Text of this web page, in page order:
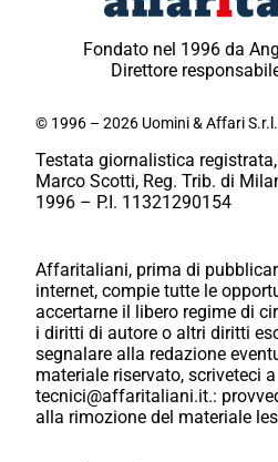
Fondato nel 1996 da
Direttore
© 1996 – 2026 Uomini & Affari
Testata giornalistica
Marco Scotti, Reg. Trib. di
1996 – P.I. 11321290154
Affaritaliani, prima di
internet, compie tutte le
accertarne il libero regime di
i diritti di autore o altri diritti
segnalare alla redazione
materiale riservato, scriveteci a
tecnici@affaritaliani.it.:
alla rimozione del materiale